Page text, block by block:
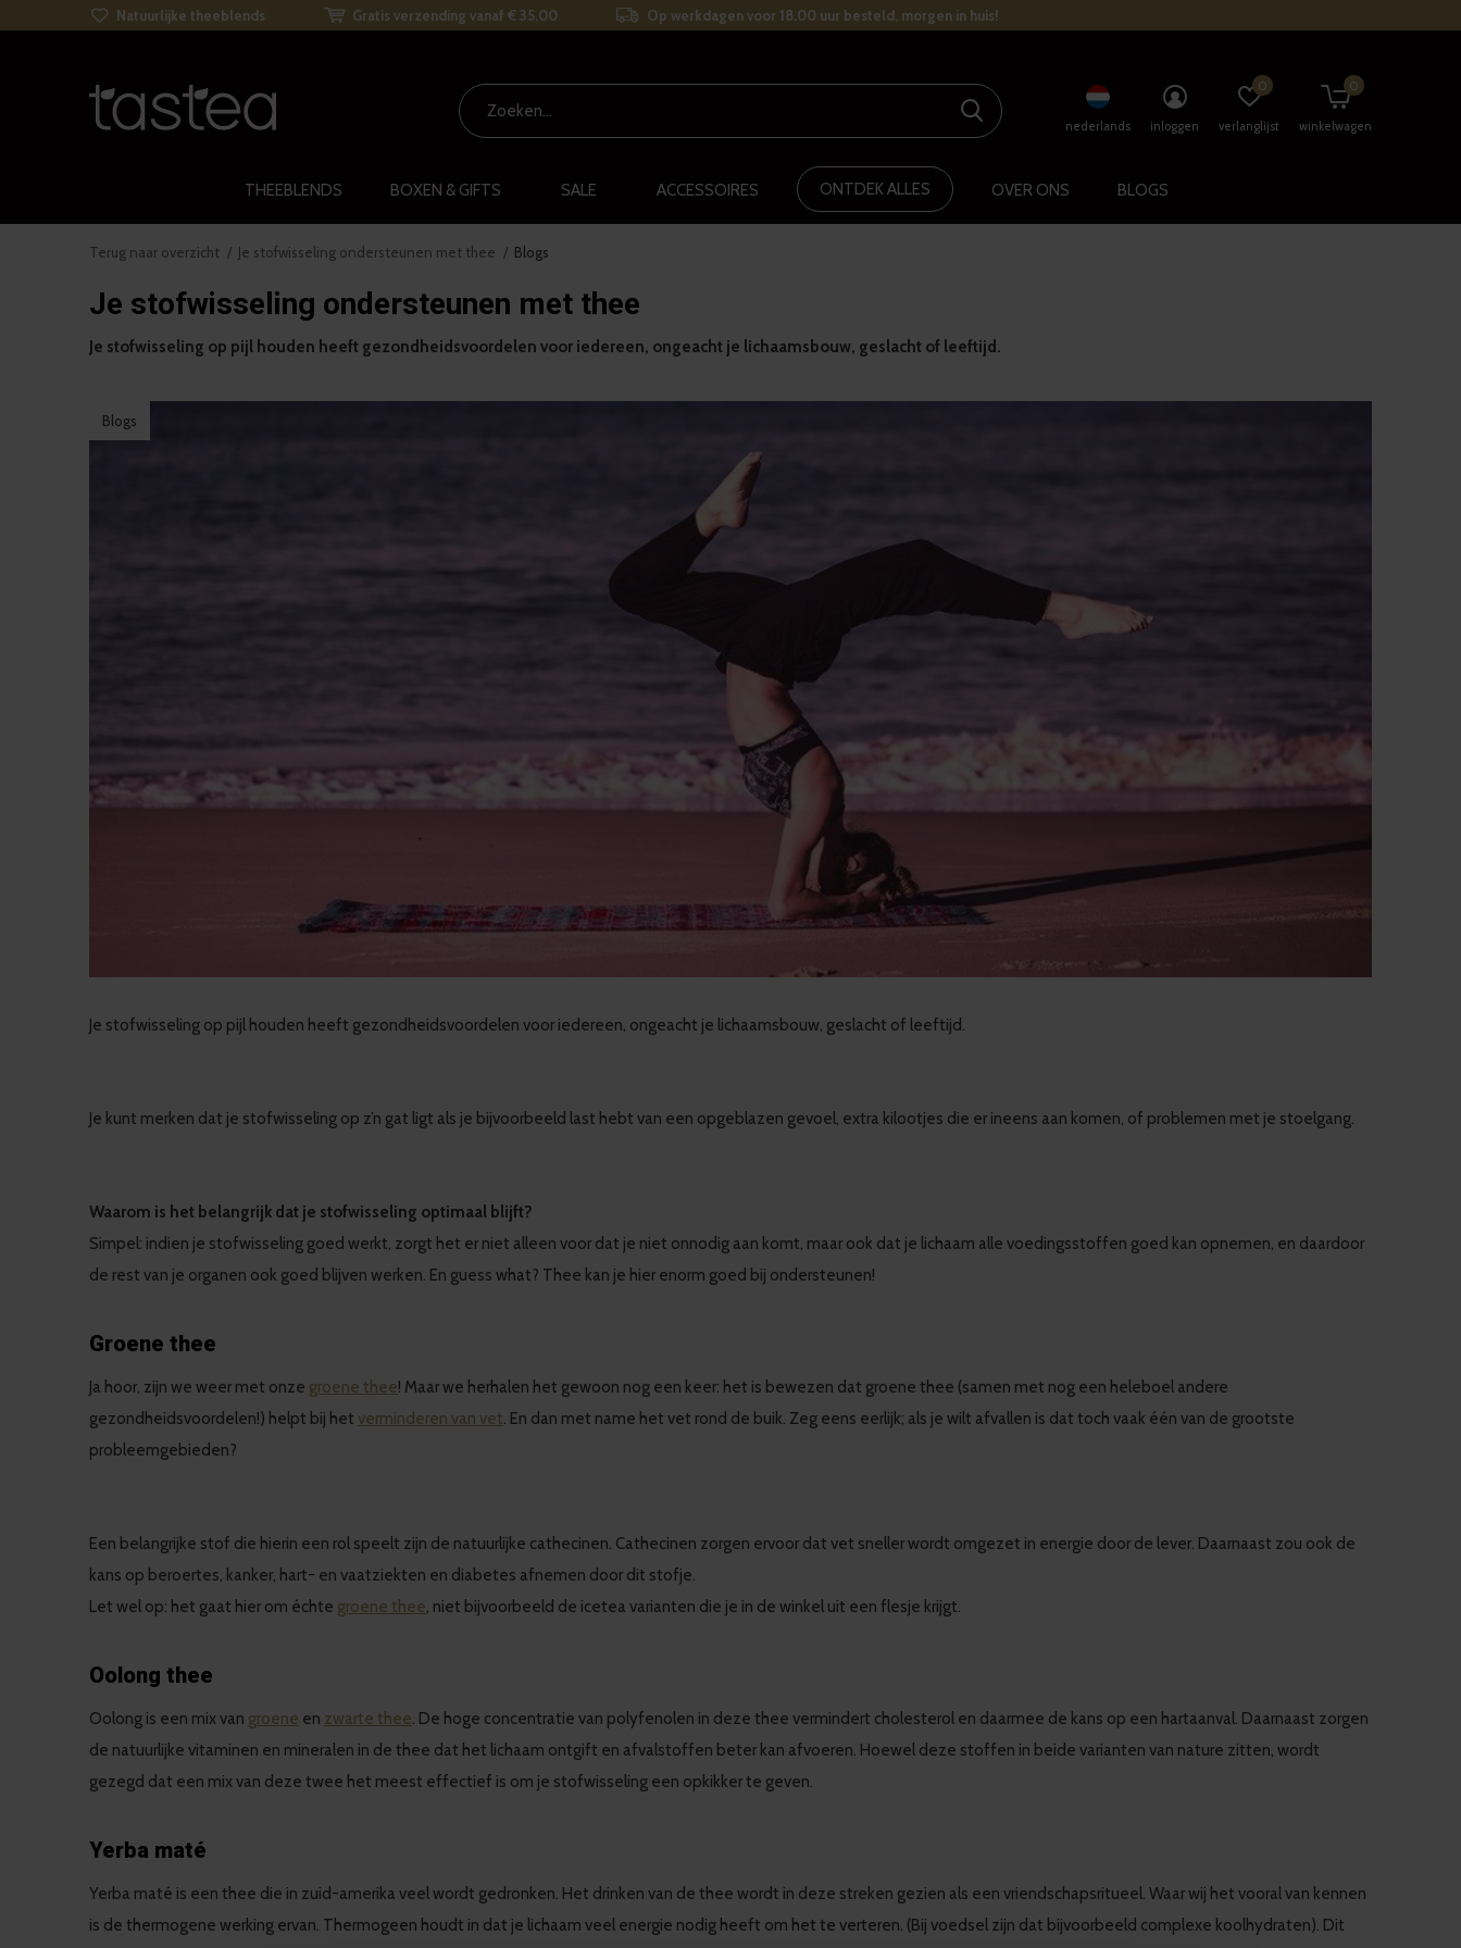
THEEBLENDS BOXEN & GIFTS SALE ACCESSOIRES ONTDEK ALLES OVER ONS BLOGS
nederlands inloggen verlanglijst
0
winkelwagen
0
Natuurlijke theeblends Gratis verzending vanaf € 35,00 Op werkdagen voor 18.00 uur besteld, morgen in huis!
Terug naar overzicht Je stofwisseling ondersteunen met thee Blogs
Je stofwisseling ondersteunen met thee
Je stofwisseling op pijl houden heeft gezondheidsvoordelen voor iedereen, ongeacht je lichaamsbouw, geslacht of leeftijd.
Blogs
Je stofwisseling op pijl houden heeft gezondheidsvoordelen voor iedereen, ongeacht je lichaamsbouw, geslacht of leeftijd.
Je kunt merken dat je stofwisseling op z’n gat ligt als je bijvoorbeeld last hebt van een opgeblazen gevoel, extra kilootjes die er ineens aan komen, of problemen met je stoelgang.
Waarom is het belangrijk dat je stofwisseling optimaal blijft?
Simpel: indien je stofwisseling goed werkt, zorgt het er niet alleen voor dat je niet onnodig aan komt, maar ook dat je lichaam alle voedingsstoffen goed kan opnemen, en daardoor
de rest van je organen ook goed blijven werken. En guess what? Thee kan je hier enorm goed bij ondersteunen!
Groene thee
Ja hoor, zijn we weer met onze groene thee! Maar we herhalen het gewoon nog een keer: het is bewezen dat groene thee (samen met nog een heleboel andere
gezondheidsvoordelen!) helpt bij het verminderen van vet. En dan met name het vet rond de buik. Zeg eens eerlijk; als je wilt afvallen is dat toch vaak één van de grootste
probleemgebieden?
Een belangrijke stof die hierin een rol speelt zijn de natuurlijke cathecinen. Cathecinen zorgen ervoor dat vet sneller wordt omgezet in energie door de lever. Daarnaast zou ook de
kans op beroertes, kanker, hart- en vaatziekten en diabetes afnemen door dit stofje.
Let wel op: het gaat hier om échte groene thee, niet bijvoorbeeld de icetea varianten die je in de winkel uit een flesje krijgt.
Oolong thee
Oolong is een mix van groene en zwarte thee. De hoge concentratie van polyfenolen in deze thee vermindert cholesterol en daarmee de kans op een hartaanval. Daarnaast zorgen
de natuurlijke vitaminen en mineralen in de thee dat het lichaam ontgift en afvalstoffen beter kan afvoeren. Hoewel deze stoffen in beide varianten van nature zitten, wordt
gezegd dat een mix van deze twee het meest effectief is om je stofwisseling een opkikker te geven.
Yerba maté
Yerba maté is een thee die in zuid-amerika veel wordt gedronken. Het drinken van de thee wordt in deze streken gezien als een vriendschapsritueel. Waar wij het vooral van kennen
is de thermogene werking ervan. Thermogeen houdt in dat je lichaam veel energie nodig heeft om het te verteren. (Bij voedsel zijn dat bijvoorbeeld complexe koolhydraten). Dit